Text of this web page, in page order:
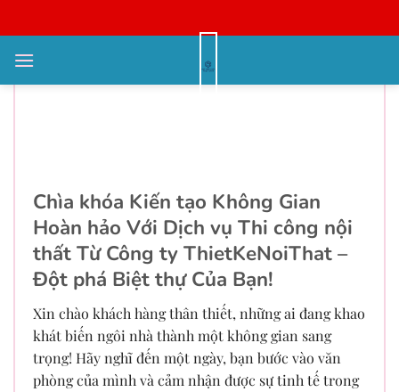
qua
nội
Giải pháp Biến hóa Không Gian
Chìa khóa Kiến tạo Không Gian
Hoàn hảo Với Dịch vụ Thi công nội
thất Từ Công ty ThietKeNoiThat –
Đột phá Biệt thự Của Bạn!
Xin chào khách hàng thân thiết, những ai đang khao
khát biến ngôi nhà thành một không gian sang
trọng! Hãy nghĩ đến một ngày, bạn bước vào văn
phòng của mình và cảm nhận được sự tinh tế trong